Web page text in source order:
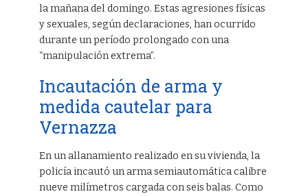
la mañana del domingo. Estas agresiones físicas
y sexuales, según declaraciones, han ocurrido
durante un período prolongado con una
“manipulación extrema”.
Incautación de arma y
medida cautelar para
Vernazza
En un allanamiento realizado en su vivienda, la
policía incautó un arma semiautomática calibre
nueve milímetros cargada con seis balas. Como